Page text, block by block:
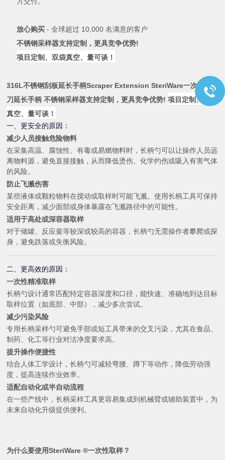
放心购买 - 全球超过 10,000 名满意的客户
不锈钢采样器支持定制，更具竞争优势!
项目定制、双袋真空、量可谈！
316L不锈钢刮板延长手柄Scraper Extension SteriWare一次性刮
刀延长手柄不锈钢采样器支持定制，更具竞争优势!项目定制、双袋
真空、量可谈！
一、更安全的原因：
减少人员接触危险物料
在采集高温、腐蚀性、有毒或易燃物料时，长柄勺可以让操作人员远
离物料源，避免直接接触，从而降低烫伤、化学灼伤或吸入有害气体
的风险。
防止飞溅伤害
某些液体或颗粒物料在搅动或取样时可能飞溅。使用长柄工具可保持
安全距离，减少面部或身体暴露在飞溅路径中的可能性。
适用于高处或深容器取样
对于储罐、反应釜等较深或较高的容器，长柄勺无需操作者攀爬或探
身，避免跌落或失衡风险。
二、更高效的原因：
一次性精准取样
长柄勺设计通常匹配特定容器深度和口径，能快速、准确地到达目标
取样位置（如底部、中部），减少多次尝试。
减少污染风险
专用长柄采样勺可避免手部或短工具带来的交叉污染，尤其在食品、
制药、化工等行业对洁净度要求高。
提升操作便捷性
结合人体工学设计，长柄勺可减轻弯腰、蹲下等动作，降低劳动强
度，提高连续作业效率。
适配自动化或半自动流程
在一些产线中，长柄采样工具更容易集成到机械臂或辅助装置中，为
未来自动化升级提供便利。
为什么要使用SteriWare ®一次性取样？